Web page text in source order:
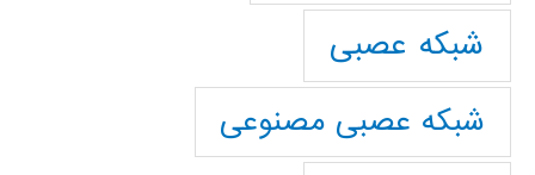
شبکه عصبی
شبکه عصبی مصنوعی